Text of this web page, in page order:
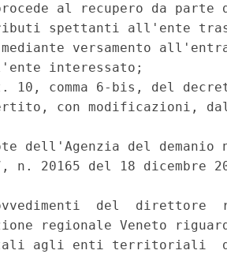
al recupero da parte
spettanti all'ente
versamento
interessato;
10, comma 6-bis, del
con modificazioni,
dell'Agenzia del demanio
n. 20165 del 18 dicembre
del  direttore
regionale Veneto
agli enti territoriali